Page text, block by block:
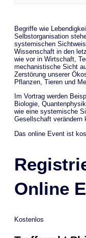
Begriffe wie
Selbstorganisation
systemischen
Wissenschaft in den
wie vor in Wirtschaft,
mechanistische Sicht
Zerstörung unserer
Pflanzen, Tieren und
Im Vortrag werden
Biologie,
wie eine systemische
Gesellschaft verändern
Das online Event ist
Online
Kostenlos